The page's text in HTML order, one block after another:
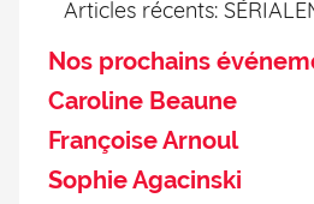
Articles récents:
Nos prochains
Caroline Beaune
Françoise Arnoul
Sophie Agacinski